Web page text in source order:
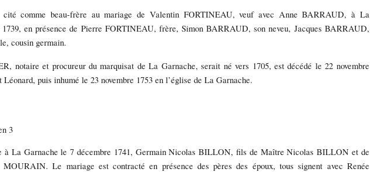
comme beau-frère au mariage de Valentin FORTINEAU, veuf avec Anne BARRAUD, à La
en présence de Pierre FORTINEAU, frère, Simon BARRAUD, son neveu, Jacques BARRAUD,
cousin germain.
notaire et procureur du marquisat de La Garnache, serait né vers 1705, est décédé le 22 novembre
Léonard, puis inhumé le 23 novembre 1753 en l’église de La Garnache.
3
à La Garnache le 7 décembre 1741, Germain Nicolas BILLON, fils de Maître Nicolas BILLON et de
Le mariage est contracté en présence des pères des époux, tous signent avec Renée